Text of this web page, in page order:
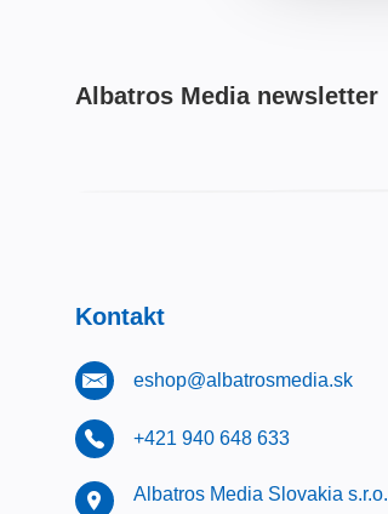
Albatros Media newsletter
Kontakt
eshop@albatrosmedia.sk
+421 940 648 633
Albatros Media Slovakia s.r.o.